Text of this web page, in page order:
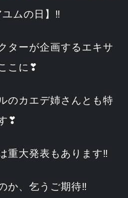
ムの日】‼
ターが企画するエキサ
こに❣
のカエデ姉さんとも特
❣
重大発表もあります‼
か、乞うご期待‼